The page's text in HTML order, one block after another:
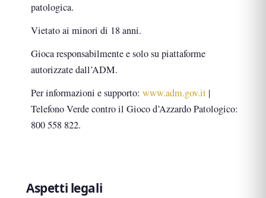
patologica.
Vietato ai minori di 18 anni.
Gioca responsabilmente e solo su piattaforme
autorizzate dall’ADM.
Per informazioni e supporto: www.adm.gov.it |
Telefono Verde contro il Gioco d’Azzardo Patologico:
800 558 822.
Aspetti legali